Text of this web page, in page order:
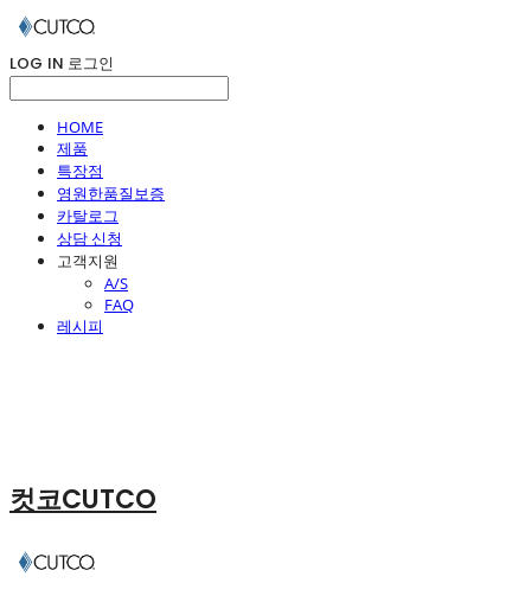
LOG IN 로그인
HOME
제품
특장점
영원한품질보증
카탈로그
상담 신청
고객지원
A/S
FAQ
레시피
컷코CUTCO